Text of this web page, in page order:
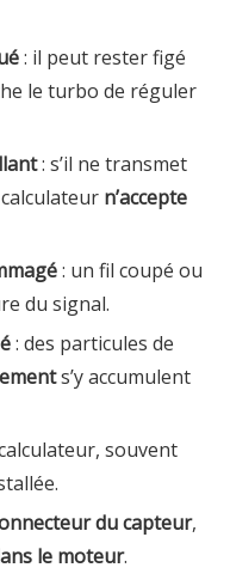
: il peut rester figé
le turbo de réguler
: s’il ne transmet
n’accepte
: un fil coupé ou
du signal.
: des particules de
s’y accumulent
souvent
du capteur,
le moteur.